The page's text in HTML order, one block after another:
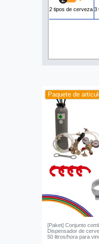
2 tipos de cerveza 3
Paquete de
[Paket] Conjunto
Dispensador de
50 litros/hora para